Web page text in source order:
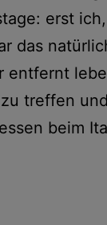
erst
das
entfernt
treffen
beim